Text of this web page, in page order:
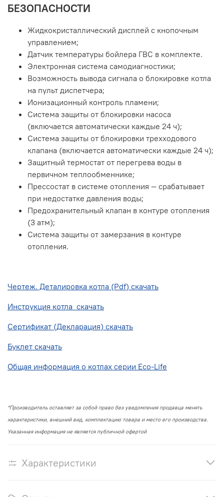
БЕЗОПАСНОСТИ
Жидкокристаллический дисплей с кнопочным
управлением;
Датчик температуры бойлера ГВС в комплекте.
Электронная система самодиагностики;
Возможность вывода сигнала о блокировке котла
на пульт диспетчера;
Ионизационный контроль пламени;
Система защиты от блокировки насоса
(включается автоматически каждые 24 ч);
Система защиты от блокировки трехходового
клапана (включается автоматически каждые 24 ч);
Защитный термостат от перегрева воды в
первичном теплообменнике;
Прессостат в системе отопления — срабатывает
при недостатке давления воды;
Предохранительный клапан в контуре отопления
(3 атм);
Система защиты от замерзания в контуре
отопления.
Чертеж. Деталировка котла (Pdf) скачать
Инструкция котла скачать
Сертификат (Декларация) скачать
Буклет скачать
Общая информация о котлах серии Eco-Life
*Производитель оставляет за собой право без уведомления продавца менять
характеристики, внешний вид, комплектацию товара и место его производства.
Указанная информация не является публичной офертой
Характеристики